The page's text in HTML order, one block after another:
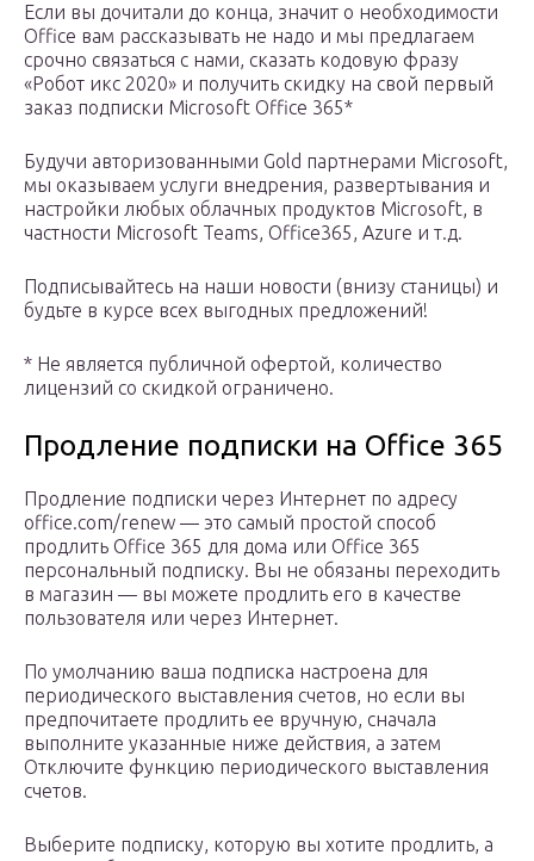
Если вы дочитали до конца, значит о необходимости
Office вам рассказывать не надо и мы предлагаем
срочно связаться с нами, сказать кодовую фразу
«Робот икс 2020» и получить скидку на свой первый
заказ подписки Microsoft Office 365*
Будучи авторизованными Gold партнерами Microsoft,
мы оказываем услуги внедрения, развертывания и
настройки любых облачных продуктов Microsoft, в
частности Microsoft Teams, Office365, Azure и т.д.
Подписывайтесь на наши новости (внизу станицы) и
будьте в курсе всех выгодных предложений!
* Не является публичной офертой, количество
лицензий со скидкой ограничено.
Продление подписки на Office 365
Продление подписки через Интернет по адресу
office.com/renew — это самый простой способ
продлить Office 365 для дома или Office 365
персональный подписку. Вы не обязаны переходить
в магазин — вы можете продлить его в качестве
пользователя или через Интернет.
По умолчанию ваша подписка настроена для
периодического выставления счетов, но если вы
предпочитаете продлить ее вручную, сначала
выполните указанные ниже действия, а затем
Отключите функцию периодического выставления
счетов.
Выберите подписку, которую вы хотите продлить, а